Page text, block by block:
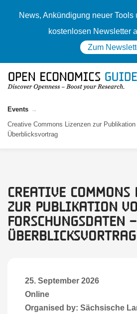
News, Ankündigung neuer Tools
kostenlosen Newsletter
Zum
Events
Creative Commons Lizenzen zur
Überblicksvor­trag
Creative Commons
zur Publikation
Forschungsdaten
Überblicksvor­trag
25. September 2026
Online
Organised by: Sächsische